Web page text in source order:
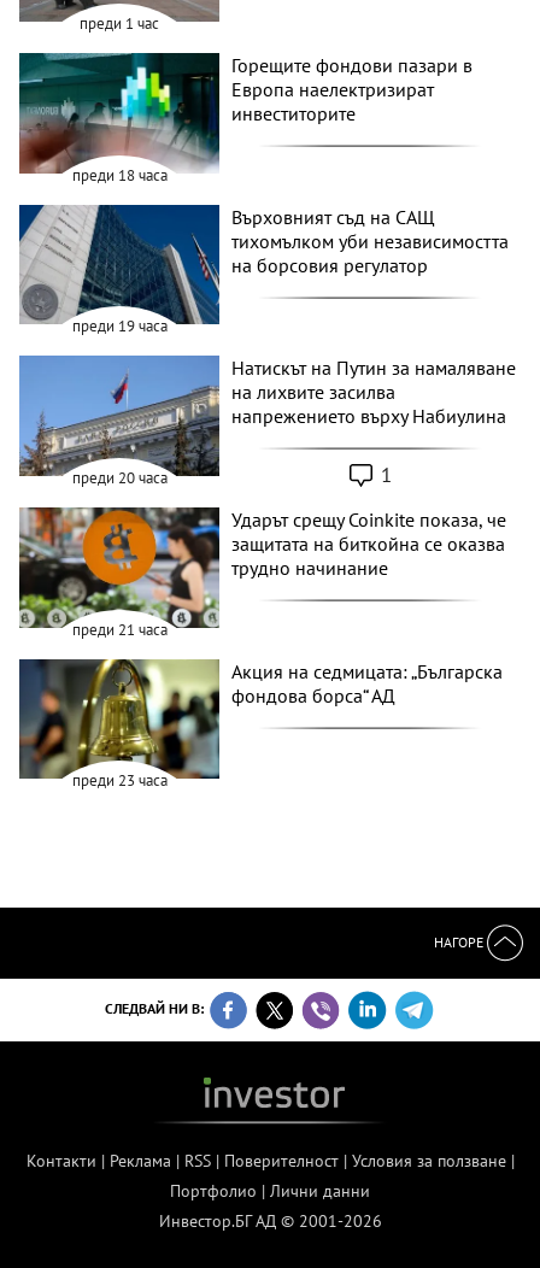
преди 1 час
преди 18 часа
Горещите фондови пазари в
Европа наелектризират
инвеститорите
преди 19 часа
Върховният съд на САЩ
тихомълком уби независимостта
на борсовия регулатор
преди 20 часа
Натискът на Путин за намаляване
на лихвите засилва
напрежението върху Набиулина
1
преди 21 часа
Ударът срещу Coinkite показа, че
защитата на биткойна се оказва
трудно начинание
преди 23 часа
Акция на седмицата: „Българска
фондова борса“ АД
НАГОРЕ
СЛЕДВАЙ НИ В:
Контакти | Реклама | RSS| Поверителност| Условия за ползване|
Портфолио | Лични данни
Инвестор.БГ АД © 2001-2026